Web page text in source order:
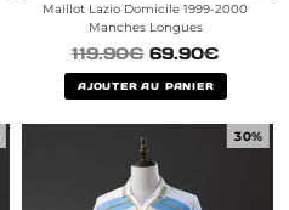
Maillot Lazio Domicile 1999-2000
Manches Longues
119.90€ 69.90€
AJOUTER AU PANIER
30%